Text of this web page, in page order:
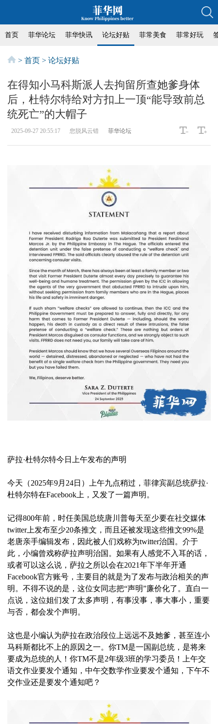
首页 菲华论坛 菲华快讯 论坛好贴 菲常美食 菲常好玩
> 首页 > 论坛好贴
在得知小马科斯派人去拘留所查她爹身体
后，杜特尔特给对方扣上一顶“能导致前总
统死亡”的大帽子
2025-09-27 20:55:17 您脱风云错 菲华论坛
萨拉·杜特尔特今日上午发布的声明
今天（2025年9月24日）上午九点稍过，菲律宾副总统萨拉·
杜特尔特在Facebook上，又发了一篇声明。
记得800年前，时任美国总统唐川普每天至少要在社交媒体
twitter上发布至少20条推文，而且还被发现这些推文99%是
老唐亲手编辑发布，因此被人们戏称为twitter治国。介于
此，小编曾戏称萨拉声明治国。如果有人感觉不入耳的话，
或者可以这么说，萨拉之所以会在2021年下半年开通
Facebook官方账号，主要目的就是为了发布与政治相关的声
明。不得不说的是，这位女同志把“声明”廉价化了。直白一
点说，这位姐们发了太多声明，有事没事，事大事小，重要
与否，都会发个声明。
这也是小编认为萨拉在政治段位上远远不及她爹，甚至连小
马科斯都比不上的原因之一。你TM是一国副总统，是将来
要成为总统的人！你TM不是2年级3班的学习委员！上午交
语文作业要发个通知，中午交数学作业要发个通知，下午不
交作业还是要发个通知吧？